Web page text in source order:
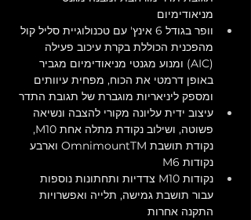
מניאודימיום
וופר בגודל 6 אינץ' עם טכנולוגיית סליל קול
מהפכנית הכוללת בקרת עיכוב פעילה
(AIC) ומנוע מגנטי מניאודימיום מגביר
באופן דרמטי את הכוח, מפחית עיוותים
ומספק ליניאריות מוגברת של תגובת התדר
עיצוב ידית עליונה מקורי להצבה ונשיאה
פשוטה, ושילוב נקודת מתלה אחת M10,
נקודת תושבת OmnimountTM וארבע
נקודות M6
נקודות M10 צדדיות ותחתונות נוספות
עבור תושבת גמישה, תלייה ואפשרויות
התקנה אחרות